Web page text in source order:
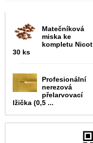
Matečníková
miska ke
kompletu Nicot
30 ks
Profesionální
nerezová
přelarvovací
lžička (0,5 ...